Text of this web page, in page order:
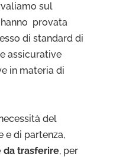
sul
provata
di standard di
assicurative
in materia di
del
e di partenza,
da trasferire, per